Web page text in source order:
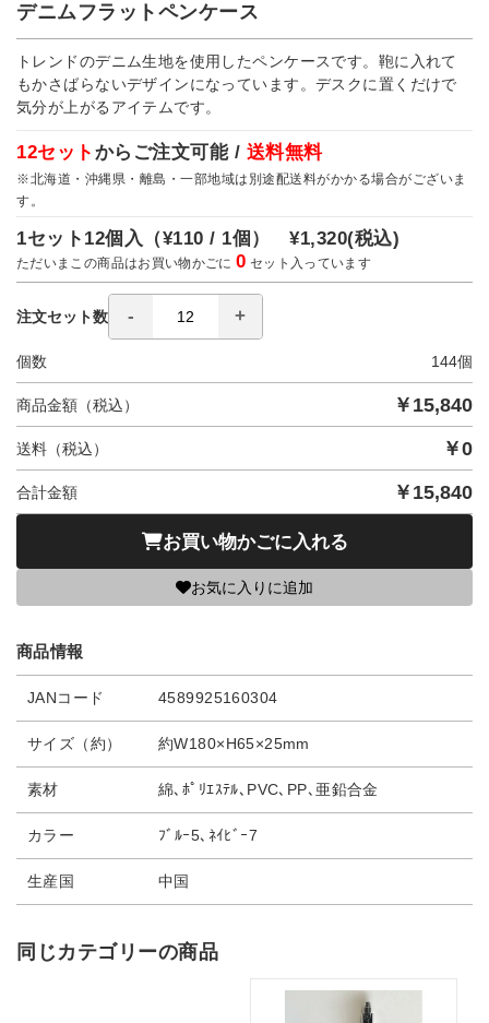
デニムフラットペンケース
トレンドのデニム生地を使用したペンケースです。鞄に入れて
もかさばらないデザインになっています。デスクに置くだけで
気分が上がるアイテムです。
12セット からご注文可能 / 送料無料
※北海道・沖縄県・離島・一部地域は別途配送料がかかる場合がございま
す。
1セット12個入（¥110 / 1個）¥1,320(税込)
ただいまこの商品はお買い物かごに0 セット入っています
注文セット数
個数 144個
商品金額（税込） ￥ 15,840
送料（税込） ￥0
合計金額 ￥ 15,840
お買い物かごに入れる
お気に入りに追加
商品情報
JANコード 4589925160304
サイズ（約） 約W180×H65×25mm
素材 綿､ﾎﾟﾘｴｽﾃﾙ､PVC､PP､亜鉛合金
カラー ﾌﾞﾙｰ5､ﾈｲﾋﾞｰ7
生産国 中国
同じカテゴリーの商品